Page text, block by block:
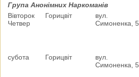
Група Анонімних Наркоманів
Вівторок
Четвер
Горицвіт
вул.
Симоненка, 5
субота Горицвіт
вул.
Симоненка, 5